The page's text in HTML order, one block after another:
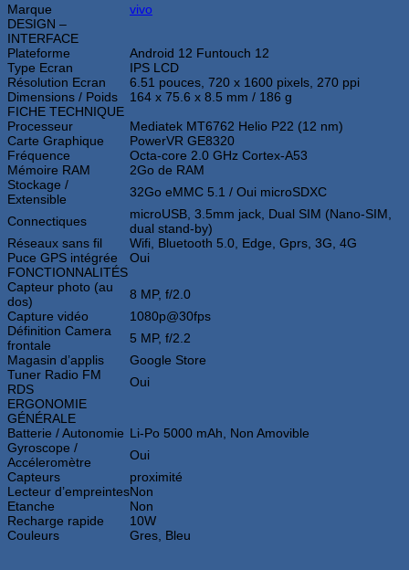
Marque
vivo
DESIGN –
INTERFACE
Plateforme
Android 12 Funtouch 12
Type Ecran
IPS LCD
Résolution Ecran
6.51 pouces, 720 x 1600 pixels, 270 ppi
Dimensions / Poids
164 x 75.6 x 8.5 mm / 186 g
FICHE TECHNIQUE
Processeur
Mediatek MT6762 Helio P22 (12 nm)
Carte Graphique
PowerVR GE8320
Fréquence
Octa-core 2.0 GHz Cortex-A53
Mémoire RAM
2Go de RAM
Stockage /
Extensible
32Go eMMC 5.1 / Oui microSDXC
Connectiques
microUSB, 3.5mm jack, Dual SIM (Nano-SIM,
dual stand-by)
Réseaux sans fil
Wifi, Bluetooth 5.0, Edge, Gprs, 3G, 4G
Puce GPS intégrée
Oui
FONCTIONNALITÉS
Capteur photo (au
dos)
8 MP, f/2.0
Capture vidéo
1080p@30fps
Définition Camera
frontale
5 MP, f/2.2
Magasin d’applis
Google Store
Tuner Radio FM
RDS
Oui
ERGONOMIE
GÉNÉRALE
Batterie / Autonomie Li-Po 5000 mAh, Non Amovible
Gyroscope /
Accéleromètre
Oui
Capteurs
proximité
Lecteur d’empreintesNon
Etanche
Non
Recharge rapide
10W
Couleurs
Gres, Bleu